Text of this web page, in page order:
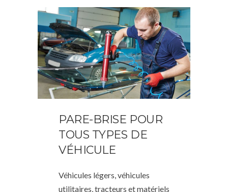
PARE-BRISE POUR
TOUS TYPES DE
VÉHICULE
Véhicules légers, véhicules
utilitaires, tracteurs et matériels